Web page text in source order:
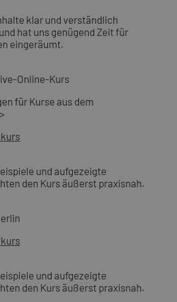
klar und verständlich
hat uns genügend Zeit für
eingeräumt.
Online-Kurs
für Kurse aus dem
und aufgezeigte
den Kurs äußerst praxisnah.
und aufgezeigte
den Kurs äußerst praxisnah.